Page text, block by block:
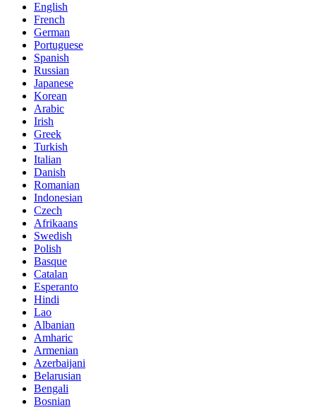
English
French
German
Portuguese
Spanish
Russian
Japanese
Korean
Arabic
Irish
Greek
Turkish
Italian
Danish
Romanian
Indonesian
Czech
Afrikaans
Swedish
Polish
Basque
Catalan
Esperanto
Hindi
Lao
Albanian
Amharic
Armenian
Azerbaijani
Belarusian
Bengali
Bosnian